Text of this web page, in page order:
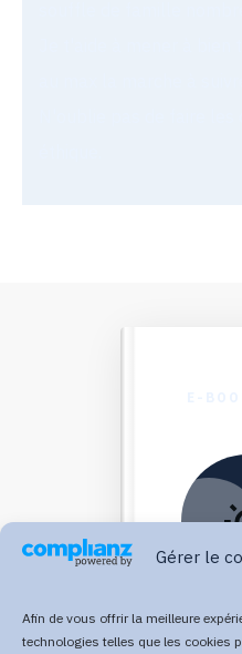
Gérer le
Afin de vous offrir la meilleure
technologies telles que les cookies